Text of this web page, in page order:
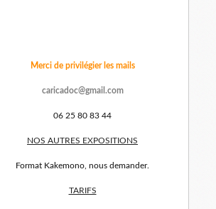
Merci de privilégier les mails
caricadoc@gmail.com
06 25 80 83 44
NOS AUTRES EXPOSITIONS
Format Kakemono, nous demander.
TARIFS